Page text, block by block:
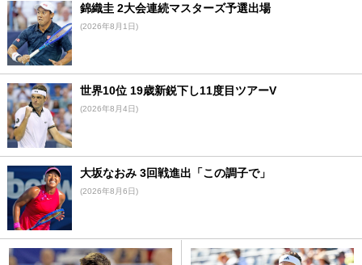
錦織圭 2大会連続マスターズ予選出場
(2026年8月1日)
世界10位 19歳新鋭下し11度目ツアーV
(2026年8月4日)
大坂なおみ 3回戦進出「この調子で」
(2026年8月6日)